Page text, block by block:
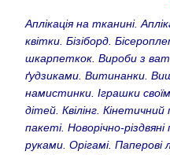
Аплікація на тканині.
квітки. Бізіборд.
шкарпеткок. Вироби з
ґудзиками. Витинанки.
намистинки. Іграшки
дітей. Квілінг. Кінетичний
пакеті. Новорічно-
руками. Орігамі. Паперові